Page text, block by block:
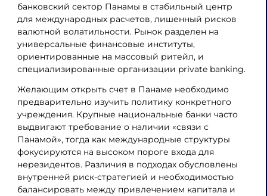
банковский сектор Панамы в стабильный центр
для международных расчетов, лишенный рисков
валютной волатильности. Рынок разделен на
универсальные финансовые институты,
ориентированные на массовый ритейл, и
специализированные организации private banking.
Желающим открыть счет в Панаме необходимо
предварительно изучить политику конкретного
учреждения. Крупные национальные банки часто
выдвигают требование о наличии «связи с
Панамой», тогда как международные структуры
фокусируются на высоком пороге входа для
нерезидентов. Различия в подходах обусловлены
внутренней риск-стратегией и необходимостью
балансировать между привлечением капитала и